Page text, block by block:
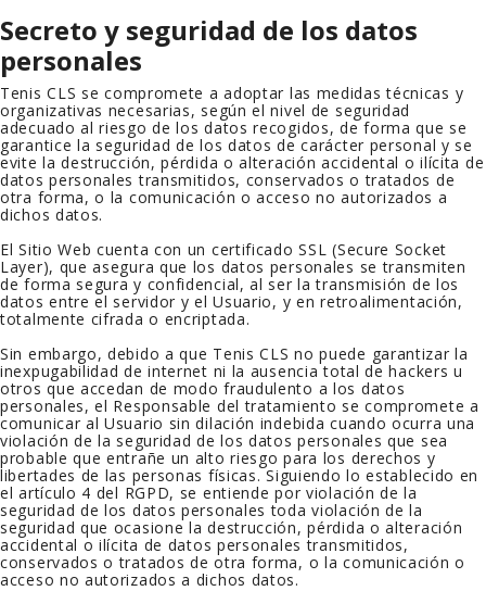
Secreto y seguridad de los datos
personales
Tenis CLS se compromete a adoptar las medidas técnicas y
organizativas necesarias, según el nivel de seguridad
adecuado al riesgo de los datos recogidos, de forma que se
garantice la seguridad de los datos de carácter personal y se
evite la destrucción, pérdida o alteración accidental o ilícita de
datos personales transmitidos, conservados o tratados de
otra forma, o la comunicación o acceso no autorizados a
dichos datos.
El Sitio Web cuenta con un certificado SSL (Secure Socket
Layer), que asegura que los datos personales se transmiten
de forma segura y confidencial, al ser la transmisión de los
datos entre el servidor y el Usuario, y en retroalimentación,
totalmente cifrada o encriptada.
Sin embargo, debido a que Tenis CLS no puede garantizar la
inexpugabilidad de internet ni la ausencia total de hackers u
otros que accedan de modo fraudulento a los datos
personales, el Responsable del tratamiento se compromete a
comunicar al Usuario sin dilación indebida cuando ocurra una
violación de la seguridad de los datos personales que sea
probable que entrañe un alto riesgo para los derechos y
libertades de las personas físicas. Siguiendo lo establecido en
el artículo 4 del RGPD, se entiende por violación de la
seguridad de los datos personales toda violación de la
seguridad que ocasione la destrucción, pérdida o alteración
accidental o ilícita de datos personales transmitidos,
conservados o tratados de otra forma, o la comunicación o
acceso no autorizados a dichos datos.